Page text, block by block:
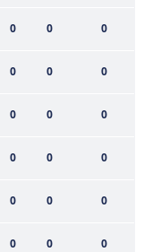
ait çerezler
bilgi
daha işlevsel
amaçlarıyla
0 0 0
0 0 0
0 0 0
0 0 0
0 0 0
0 0 0